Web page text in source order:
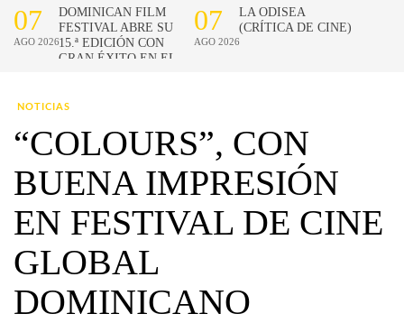
NOTICIAS
“COLOURS”, CON
BUENA IMPRESIÓN
EN FESTIVAL DE CINE
GLOBAL
DOMINICANO